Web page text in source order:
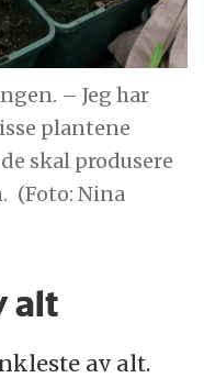
– Jeg har
plantene
skal produsere
(Foto: Nina
alt
av alt.